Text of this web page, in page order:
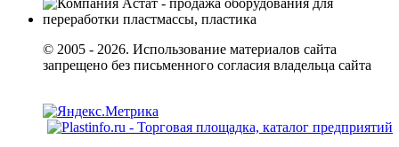
© 2005 - 2026. Использование материалов сайта
запрещено без письменного согласия владельца сайта